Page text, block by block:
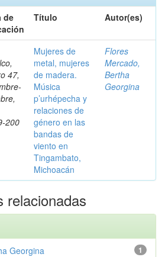
de
Título Autor(es)
47,
200
Mujeres de
metal, mujeres
de madera.
Música
p’urhépecha y
relaciones de
género en las
bandas de
viento en
Tingambato,
Michoacán
Flores
Mercado,
Bertha
Georgina
relacionadas
1
Georgina